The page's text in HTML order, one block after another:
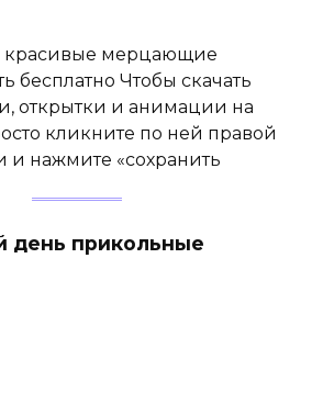
мерцающие
бесплатно Чтобы скачать
открытки и анимации на
кликните по ней правой
нажмите «сохранить
день прикольные